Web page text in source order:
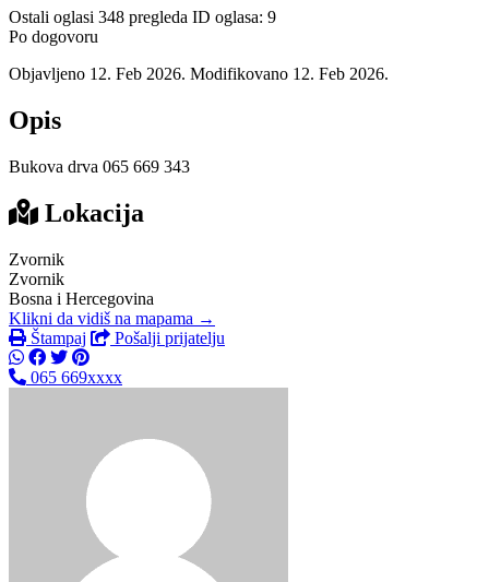
Ostali oglasi 348 pregleda ID oglasa: 9
Po dogovoru
Objavljeno 12. Feb 2026. Modifikovano 12. Feb 2026.
Opis
Bukova drva 065 669 343
Lokacija
Zvornik
Zvornik
Bosna i Hercegovina
Klikni da vidiš na mapama →
Štampaj
Pošalji prijatelju
065 669xxxx